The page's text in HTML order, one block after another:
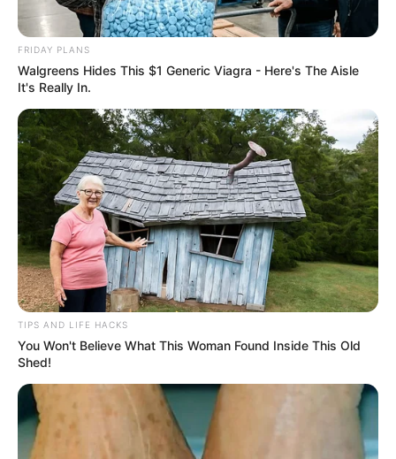
FRIDAY PLANS
Walgreens Hides This $1 Generic Viagra - Here's The Aisle
It's Really In.
TIPS AND LIFE HACKS
You Won't Believe What This Woman Found Inside This Old
Shed!